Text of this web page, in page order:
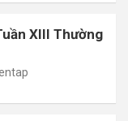
XIII Thường